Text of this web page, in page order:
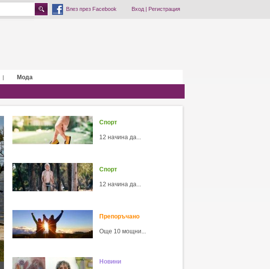
Влез през Facebook Вход| Регистрация
| Мода
Спорт
12 начина да...
Спорт
12 начина да...
Препоръчано
Още 10 мощни...
Новини